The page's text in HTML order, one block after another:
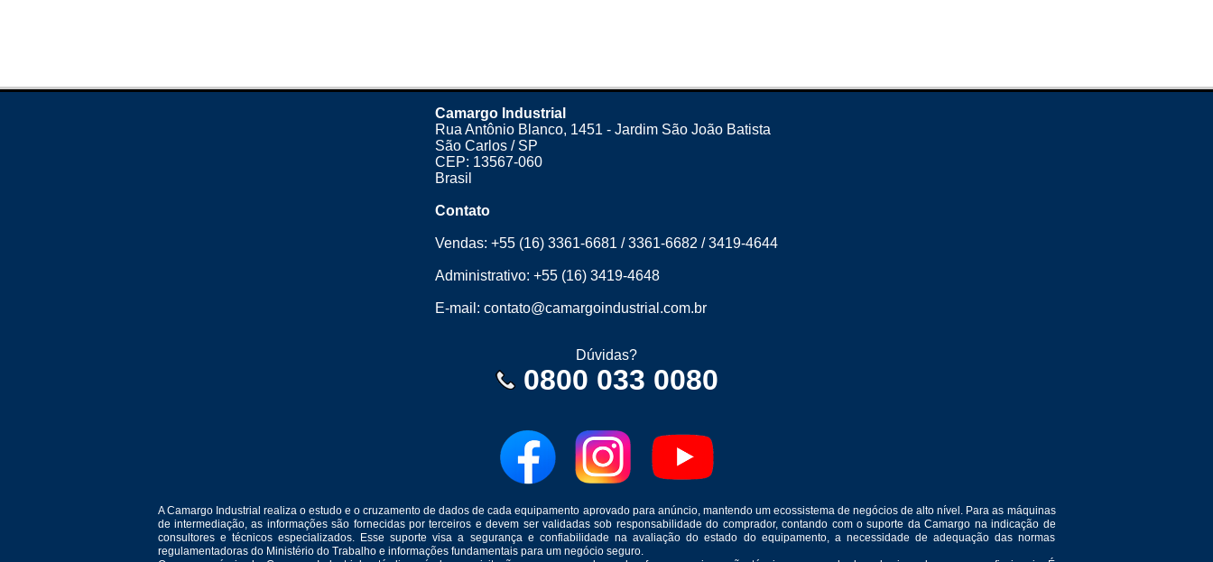
Camargo Industrial
Rua Antônio Blanco, 1451 - Jardim São João Batista
São Carlos / SP
CEP: 13567-060
Brasil
Contato
Vendas: +55 (16) 3361-6681 /3361-6682 /3419-4644
Administrativo: +55 (16) 3419-4648
E-mail: contato@camargoindustrial.com.br
Dúvidas?
0800 033 0080
A Camargo Industrial realiza o estudo e o cruzamento de dados de cada equipamento aprovado para anúncio, mantendo um ecossistema de negócios de alto nível. Para as máquinas
de intermediação, as informações são fornecidas por terceiros e devem ser validadas sob responsabilidade do comprador, contando com o suporte da Camargo na indicação de
consultores e técnicos especializados. Esse suporte visa a segurança e confiabilidade na avaliação do estado do equipamento, a necessidade de adequação das normas
regulamentadoras do Ministério do Trabalho e informações fundamentais para um negócio seguro.